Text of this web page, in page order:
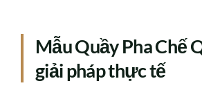
Mẫu Quầy Pha Chế
giải pháp thực tế